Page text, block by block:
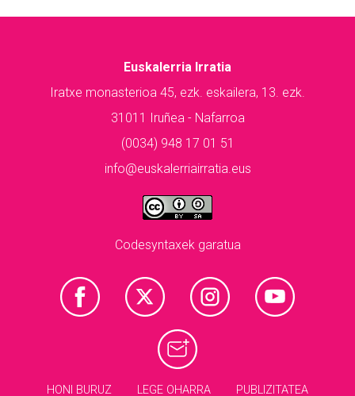
Euskalerria Irratia
Iratxe monasterioa 45, ezk. eskailera, 13. ezk.
31011 Iruñea - Nafarroa
(0034) 948 17 01 51
info@euskalerriairratia.eus
Codesyntaxek garatua
HONI BURUZ LEGE OHARRA PUBLIZITATEA